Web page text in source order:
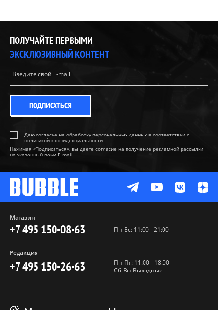
ПОЛУЧАЙТЕ ПЕРВЫМИ
ЭКСКЛЮЗИВНЫЙ КОНТЕНТ
ПОДПИСАТЬСЯ
Даю согласие на обработку персональных данных в соответствии с
политикой конфиденциальности
Нажимая «Подписаться», вы даете согласие на получение рекламной рассылки
на указанный вами E-mail.
Магазин
+7 495 150-08-63 Пн-Вс: 11:00 - 21:00
Редакция
+7 495 150-26-63
Пн-Пт: 11:00 - 18:00
Сб-Вс: Выходные
Пользовательское соглашение